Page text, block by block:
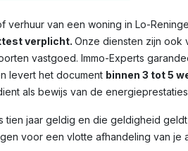
verhuur van een woning in Lo-
verplicht. Onze diensten zijn ook
vastgoed. Immo-Experts
levert het document binnen 3 tot 5
als bewijs van de
tien jaar geldig en die geldigheid
voor een vlotte afhandeling van je